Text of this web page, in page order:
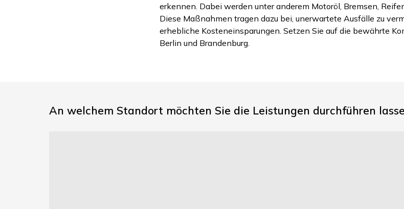
erkennen. Dabei werden unter anderem Motoröl, Bremsen,
Diese Maßnahmen tragen dazu bei, unerwartete Ausfälle zu
erhebliche Kosteneinsparungen. Setzen Sie auf die bewährte
Berlin und Brandenburg.
An welchem Standort möchten Sie die Leistungen durchführen